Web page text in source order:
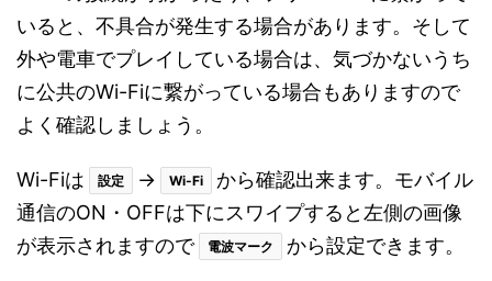
いると、不具合が発生する場合があります。そして
外や電車でプレイしている場合は、気づかないうち
に公共のWi-Fiに繋がっている場合もありますので
よく確認しましょう。
Wi-Fiは 設定 → Wi-Fi
から確認出来ます。モバイル
通信のON・OFFは下にスワイプすると左側の画像
が表示されますので
電波マーク から設定できます。